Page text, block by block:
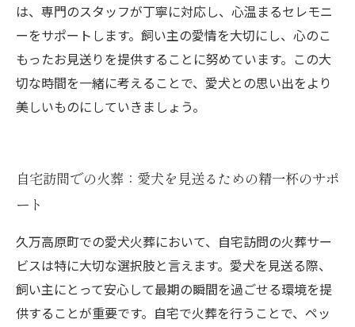
は、専門のスタッフが丁寧に対応し、心温まるセレモニ
ーをサポートします。飼い主の愛情を大切にし、心のこ
もったお見送りを提供することに努めています。この大
切な時間を一緒に考えることで、愛犬との思い出をより
美しいものにしていきましょう。
自宅訪問での火葬：愛犬を見送るための精一杯のサポ
ート
久万高原町での愛犬火葬において、自宅訪問の火葬サー
ビスは特に大切な選択肢と言えます。愛犬を見送る際、
飼い主にとって安心して最期の瞬間を過ごせる環境を提
供することが重要です。自宅で火葬を行うことで、ペッ